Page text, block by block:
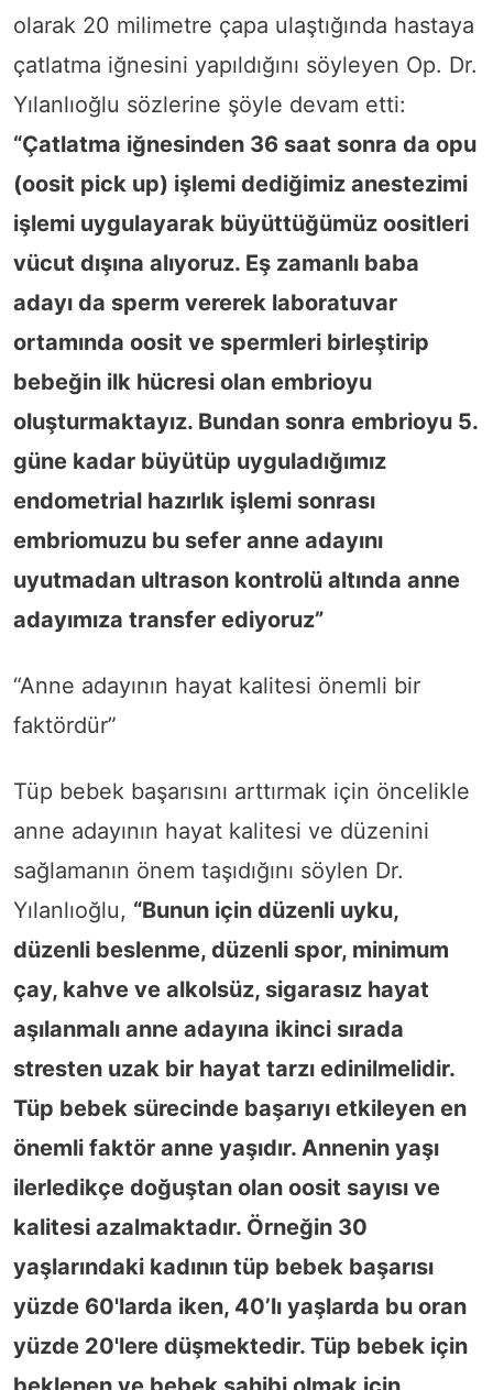
olarak 20 milimetre çapa ulaştığında hastaya
çatlatma iğnesini yapıldığını söyleyen Op. Dr.
Yılanlıoğlu sözlerine şöyle devam etti:
“Çatlatma iğnesinden 36 saat sonra da opu
(oosit pick up) işlemi dediğimiz anestezimi
işlemi uygulayarak büyüttüğümüz oositleri
vücut dışına alıyoruz. Eş zamanlı baba
adayı da sperm vererek laboratuvar
ortamında oosit ve spermleri birleştirip
bebeğin ilk hücresi olan embrioyu
oluşturmaktayız. Bundan sonra embrioyu 5.
güne kadar büyütüp uyguladığımız
endometrial hazırlık işlemi sonrası
embriomuzu bu sefer anne adayını
uyutmadan ultrason kontrolü altında anne
adayımıza transfer ediyoruz”
“Anne adayının hayat kalitesi önemli bir
faktördür”
Tüp bebek başarısını arttırmak için öncelikle
anne adayının hayat kalitesi ve düzenini
sağlamanın önem taşıdığını söylen Dr.
Yılanlıoğlu, “Bunun için düzenli uyku,
düzenli beslenme, düzenli spor, minimum
çay, kahve ve alkolsüz, sigarasız hayat
aşılanmalı anne adayına ikinci sırada
stresten uzak bir hayat tarzı edinilmelidir.
Tüp bebek sürecinde başarıyı etkileyen en
önemli faktör anne yaşıdır. Annenin yaşı
ilerledikçe doğuştan olan oosit sayısı ve
kalitesi azalmaktadır. Örneğin 30
yaşlarındaki kadının tüp bebek başarısı
yüzde 60'larda iken, 40’lı yaşlarda bu oran
yüzde 20'lere düşmektedir. Tüp bebek için